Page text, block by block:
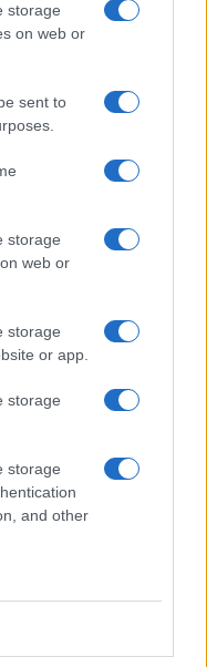
storage
on web or
sent to
storage
web or
storage
or app.
storage
storage
and other
quando
quando non
è che questa
a
un dato concreto: il
e qualcuno ha
è narrazione. E
i fatti, non è più
sì, lo è.
ambiguadi
scelto di
le accise
impennata dei
Oriente, che si
È un fatto.
diversa non
solo meno